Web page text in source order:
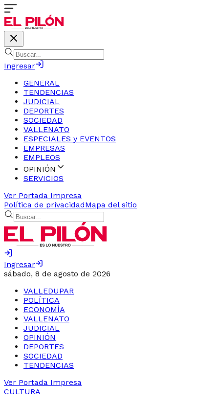
Ingresar
GENERAL
TENDENCIAS
JUDICIAL
DEPORTES
SOCIEDAD
VALLENATO
ESPECIALES y EVENTOS
EMPRESAS
EMPLEOS
OPINIÓN
SERVICIOS
Ver Portada Impresa
Política de privacidadMapa del sitio
Ingresar
sábado, 8 de agosto de 2026
VALLEDUPAR
POLÍTICA
ECONOMÍA
VALLENATO
JUDICIAL
OPINIÓN
DEPORTES
SOCIEDAD
TENDENCIAS
Ver Portada Impresa
CULTURA